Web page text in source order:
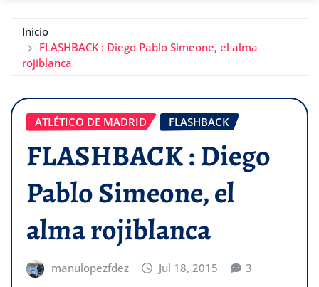
Inicio
FLASHBACK : Diego Pablo Simeone, el alma
rojiblanca
ATLÉTICO DE MADRID FLASHBACK
FLASHBACK : Diego
Pablo Simeone, el
alma rojiblanca
manulopezfdez Jul 18, 2015 3